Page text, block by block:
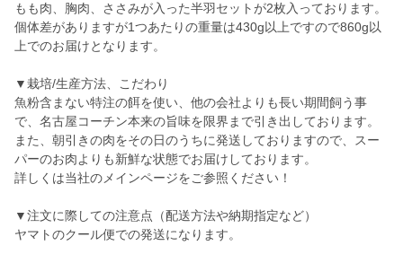
もも肉、胸肉、ささみが入った半羽セットが2枚入っております。
個体差がありますが1つあたりの重量は430g以上ですので860g以
上でのお届けとなります。
▼栽培/生産方法、こだわり
魚粉含まない特注の餌を使い、他の会社よりも長い期間飼う事
で、名古屋コーチン本来の旨味を限界まで引き出しております。
また、朝引きの肉をその日のうちに発送しておりますので、スー
パーのお肉よりも新鮮な状態でお届けしております。
詳しくは当社のメインページをご参照ください！
▼注文に際しての注意点（配送方法や納期指定など）
ヤマトのクール便での発送になります。